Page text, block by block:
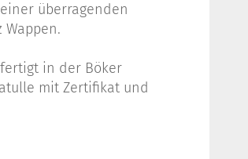
überragenden
in der Böker
mit Zertifikat und